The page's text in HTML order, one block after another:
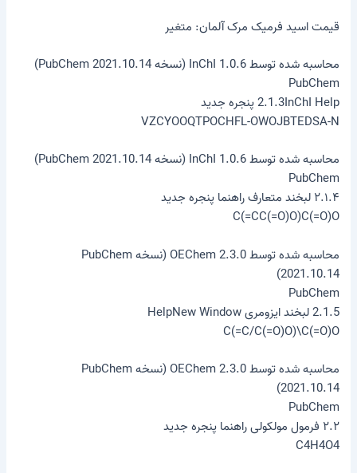
قیمت اسید فرمیک مرک آلمان: متغیر
محاسبه شده توسط InChI 1.0.6 (نسخه PubChem 2021.10.14)
PubChem
2.1.3InChI Help پنجره جدید
VZCYOOQTPOCHFL-OWOJBTEDSA-N
محاسبه شده توسط InChI 1.0.6 (نسخه PubChem 2021.10.14)
PubChem
۲.۱.۴ لبخند متعارف راهنما پنجره جدید
C(=CC(=O)O)C(=O)O
محاسبه شده توسط OEChem 2.3.0 (نسخه PubChem
2021.10.14)
PubChem
2.1.5 لبخند ایزومری HelpNew Window
C(=C/C(=O)O)\C(=O)O
محاسبه شده توسط OEChem 2.3.0 (نسخه PubChem
2021.10.14)
PubChem
۲.۲ فرمول مولکولی راهنما پنجره جدید
C4H4O4